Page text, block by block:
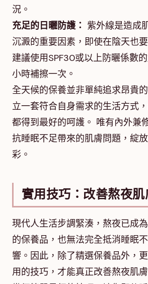
況。
充足的日曬防護： 紫外線是造成
沉澱的重要因素，即使在陰天也
建議使用SPF30或以上防曬係數
小時補擦一次。
全天候的保養並非單純追求昂貴
立一套符合自身需求的生活方式
都得到最好的呵護。 唯有內外兼
抗睡眠不足帶來的肌膚問題，綻
彩。
實用技巧：改善熬夜肌
現代人生活步調緊湊，熬夜已成
的保養品，也無法完全抵消睡眠
響。因此，除了精選保養品外，
用的技巧，才能真正改善熬夜肌